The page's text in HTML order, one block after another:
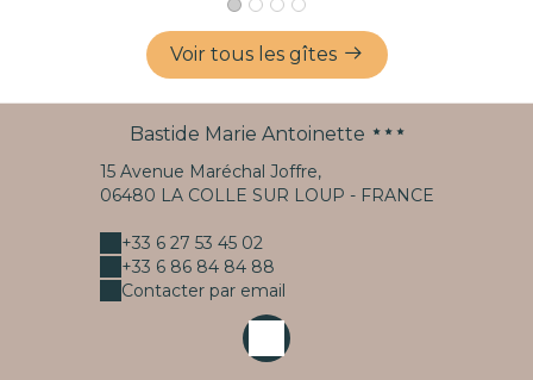
Voir tous les gîtes
Bastide Marie Antoinette
15 Avenue Maréchal Joffre,
06480 LA COLLE SUR LOUP - FRANCE
+33 6 27 53 45 02
+33 6 86 84 84 88
Contacter par email